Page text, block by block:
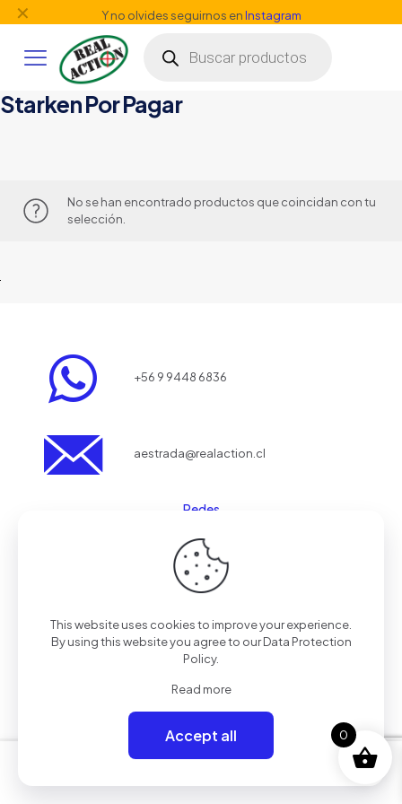
Y no olvides seguirnos enInstagram
✕
productos
Starken Por Pagar
No se han encontrado productos que coincidan con tu
selección.
+56 9 9448 6836
aestrada@realaction.cl
Redes
SOLO TIENDA ONLINE
© 2024 Real Action Chile | Todos los Derechos Reservados.
This website uses cookies to improve your experience.
By using this website you agree to ourData Protection
Policy.
Read more
Accept all 0